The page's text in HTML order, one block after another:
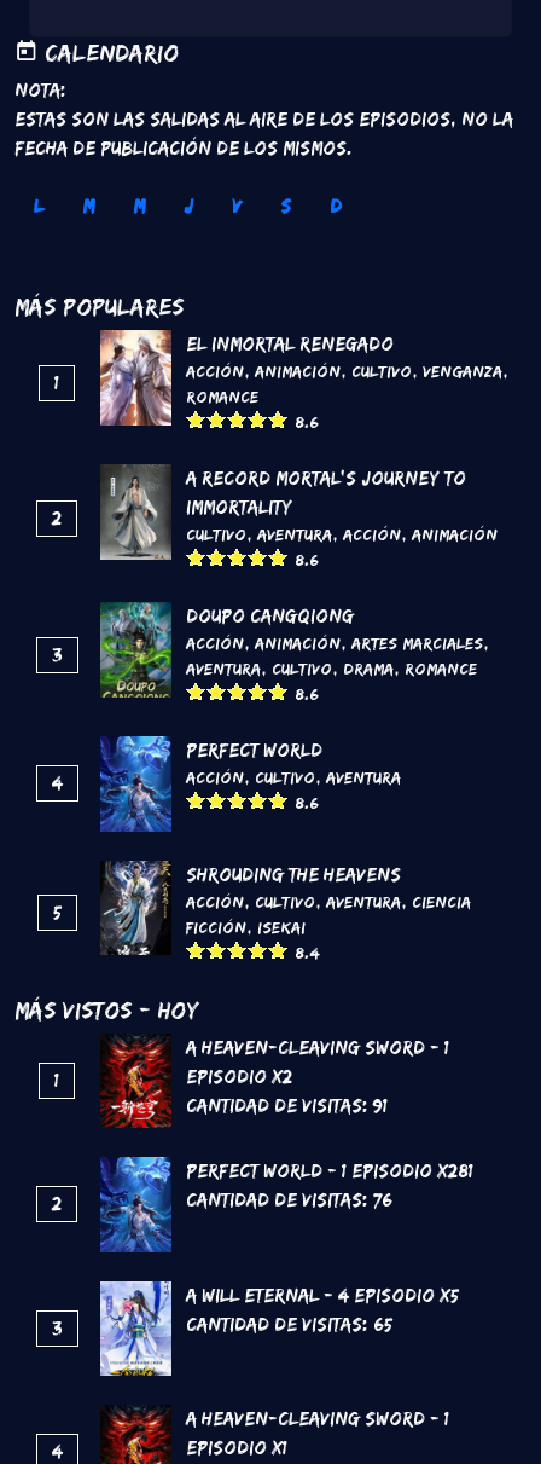
Calendario
Nota:
Estas son las salidas al aire de los episodios, no la
fecha de publicación de los mismos.
L M M J V S D
Más Populares
1
El inmortal renegado
Acción,Animación, Cultivo, Venganza,
Romance
8.6
2
A Record Mortal's Journey To
Immortality
Cultivo,Aventura,Acción,Animación
8.6
3
DouPo Cangqiong
Acción,Animación,Artes marciales,
Aventura, Cultivo, Drama, Romance
8.6
4
Perfect World
Acción, Cultivo,Aventura
8.6
5
Shrouding the Heavens
Acción, Cultivo,Aventura, Ciencia
Ficción, Isekai
8.4
Más Vistos - Hoy
1
A Heaven-Cleaving Sword - 1
Episodio x2
Cantidad de Visitas: 91
2
Perfect World - 1 Episodio x281
Cantidad de Visitas: 76
3
A Will Eternal - 4 Episodio x5
Cantidad de Visitas: 65
4
A Heaven-Cleaving Sword - 1
Episodio x1